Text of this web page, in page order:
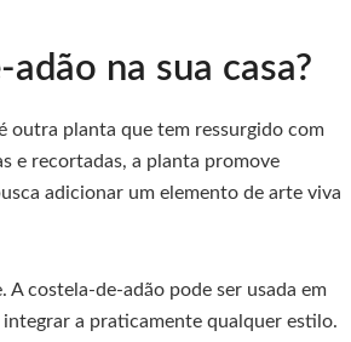
na sua casa?
outra planta que tem ressurgido com
e recortadas, a planta promove
adicionar um elemento de arte viva
A costela-de-adão pode ser usada em
a praticamente qualquer estilo.